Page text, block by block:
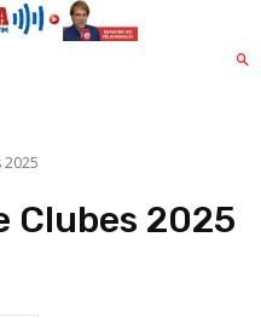
2025
Clubes 2025